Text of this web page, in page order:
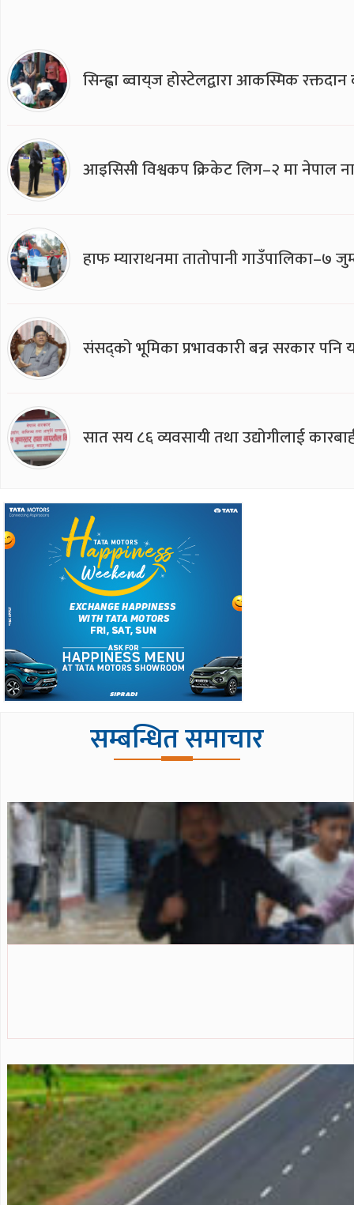
सिन्ह्वा ब्वाय्‌ज होस्टेलद्वारा आकस्मिक
आइसिसी विश्वकप क्रिकेट लिग–२ मा नेपाल
हाफ म्याराथनमा तातोपानी गाउँपालिका–७
संसद्को भूमिका प्रभावकारी बन्न सरकार पनि
सात सय ८६ व्यवसायी तथा उद्योगीलाई
सम्बन्धित समाचार